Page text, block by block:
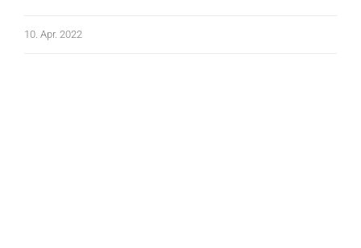
10. Apr. 2022